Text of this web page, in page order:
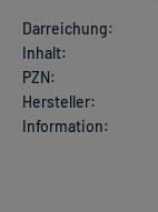
Darreichung:
Inhalt:
PZN:
Hersteller:
Information: